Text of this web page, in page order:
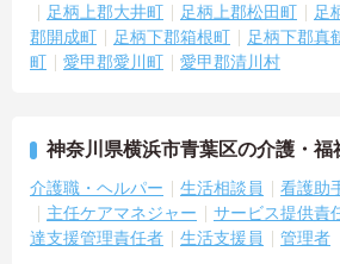
足柄上郡大井町
足柄上郡松田町 足
郡開成町
足柄下郡箱根町 足柄下郡真
町
愛甲郡愛川町 愛甲郡清川村
神奈川県横浜市青葉区の介護・福
介護職・ヘルパー 生活相談員 看護助
主任ケアマネジャー
サービス提供責
達支援管理責任者
生活支援員 管理者